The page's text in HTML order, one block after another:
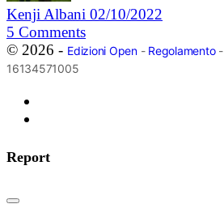
Kenji Albani 02/10/2022
5 Comments
© 2026 - Edizioni Open- Regolamento-
16134571005
Report